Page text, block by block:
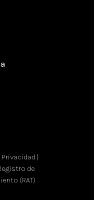
|
de
(RAT)